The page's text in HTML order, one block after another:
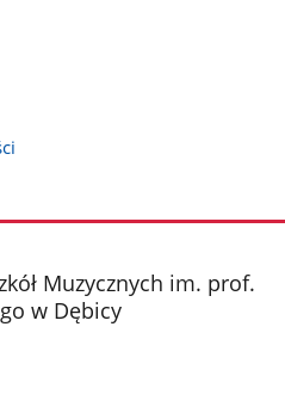
Muzycznych im. prof.
w Dębicy